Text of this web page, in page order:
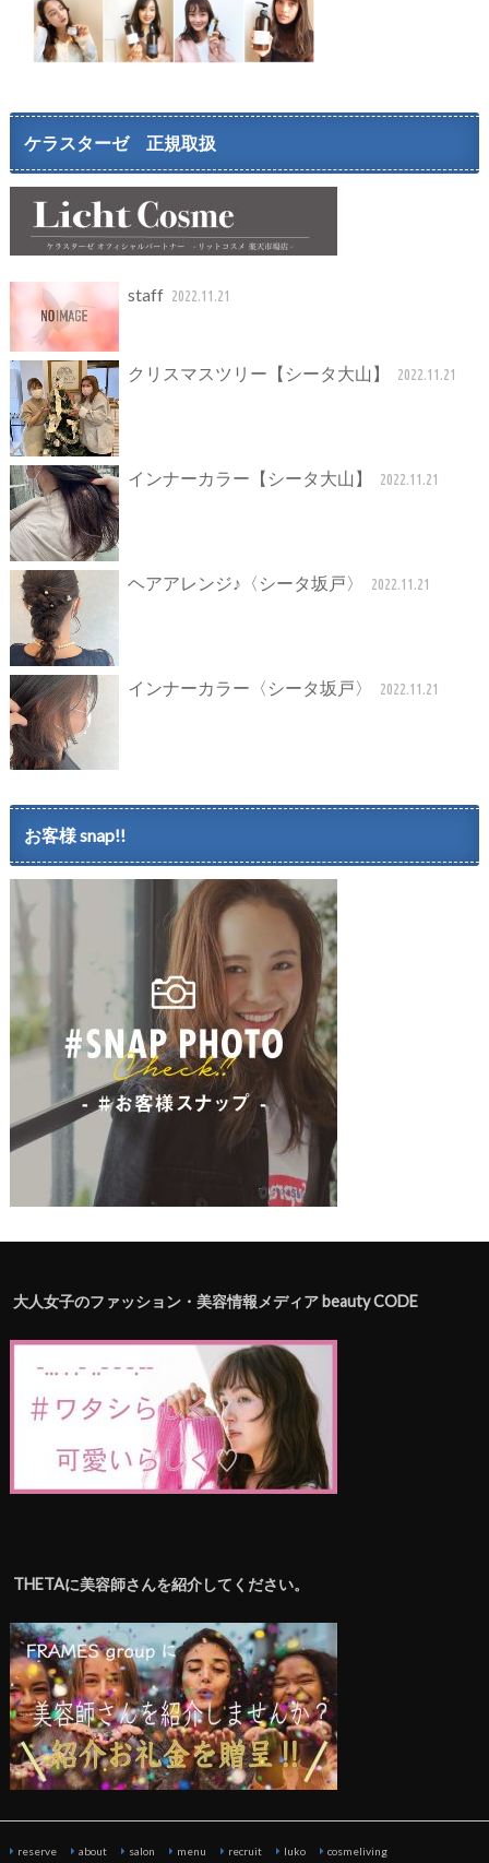
ケラスターゼ 正規取扱
staff 2022.11.21
クリスマスツリー【シータ大山】 2022.11.21
インナーカラー【シータ大山】 2022.11.21
ヘアアレンジ♪〈シータ坂戸〉 2022.11.21
インナーカラー〈シータ坂戸〉 2022.11.21
お客様 snap!!
大人女子のファッション・美容情報メディア beauty CODE
THETAに美容師さんを紹介してください。
reserve about salon menu recruit luko cosmeliving